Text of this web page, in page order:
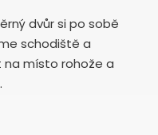
dvůr si po sobě
schodiště a
místo rohože a